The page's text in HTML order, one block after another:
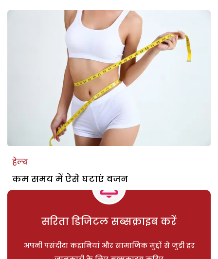
हेल्थ
कम समय में ऐसे घटाएं वजन
सरिता डिजिटल सब्सक्राइब करें
अपनी पसंदीदा कहानियां और सामाजिक मुद्दों से जुड़ी हर